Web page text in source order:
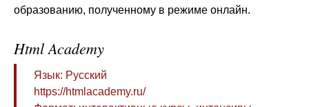
образованию, полученному в режиме онлайн.
Html Academy
Язык: Русский
https://htmlacademy.ru/